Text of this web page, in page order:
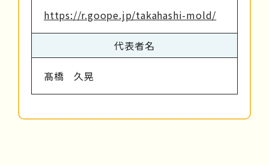
https://r.goope.jp/takahashi-mold/
代表者名
髙橋 久晃